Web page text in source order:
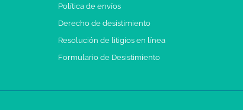
Política de envíos
Derecho de desistimiento
Resolución de litigios en línea
Formulario de Desistimiento